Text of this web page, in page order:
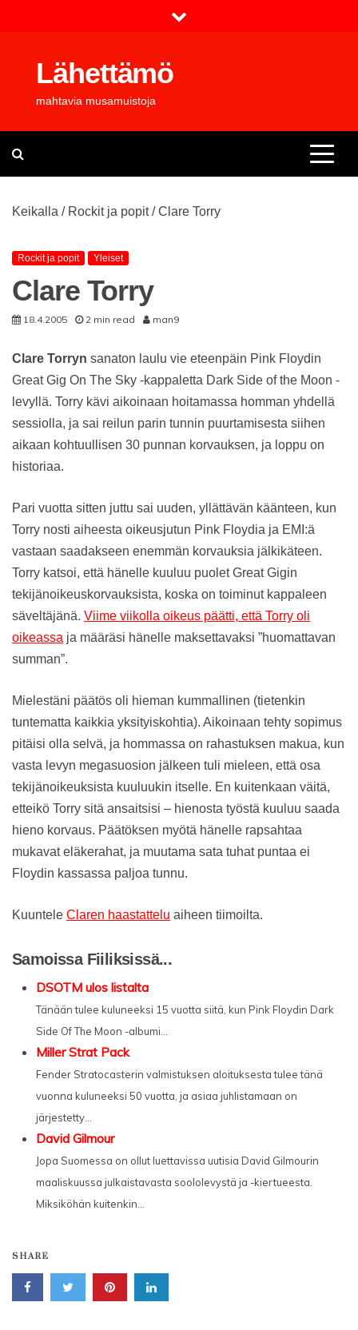
Lähettämö
mahtavia musamuistoja
Keikalla / Rockit ja popit/Clare Torry
Rockit ja popit Yleiset
Clare Torry
18.4.2005 2 min read man9
Clare Torryn sanaton laulu vie eteenpäin Pink Floydin
Great Gig On The Sky -kappaletta Dark Side of the Moon -
levyllä. Torry kävi aikoinaan hoitamassa homman yhdellä
sessiolla, ja sai reilun parin tunnin puurtamisesta siihen
aikaan kohtuullisen 30 punnan korvauksen, ja loppu on
historiaa.
Pari vuotta sitten juttu sai uuden, yllättävän käänteen, kun
Torry nosti aiheesta oikeusjutun Pink Floydia ja EMI:ä
vastaan saadakseen enemmän korvauksia jälkikäteen.
Torry katsoi, että hänelle kuuluu puolet Great Gigin
tekijänoikeuskorvauksista, koska on toiminut kappaleen
säveltäjänä. Viime viikolla oikeus päätti, että Torry oli
oikeassa ja määräsi hänelle maksettavaksi ”huomattavan
summan”.
Mielestäni päätös oli hieman kummallinen (tietenkin
tuntematta kaikkia yksityiskohtia). Aikoinaan tehty sopimus
pitäisi olla selvä, ja hommassa on rahastuksen makua, kun
vasta levyn megasuosion jälkeen tuli mieleen, että osa
tekijänoikeuksista kuuluukin itselle. En kuitenkaan väitä,
etteikö Torry sitä ansaitsisi – hienosta työstä kuuluu saada
hieno korvaus. Päätöksen myötä hänelle rapsahtaa
mukavat eläkerahat, ja muutama sata tuhat puntaa ei
Floydin kassassa paljoa tunnu.
Kuuntele Claren haastattelu aiheen tiimoilta.
Samoissa Fiiliksissä...
DSOTM ulos listalta
Tänään tulee kuluneeksi 15 vuotta siitä, kun Pink Floydin Dark
Side Of The Moon -albumi...
Miller Strat Pack
Fender Stratocasterin valmistuksen aloituksesta tulee tänä
vuonna kuluneeksi 50 vuotta, ja asiaa juhlistamaan on
järjestetty...
David Gilmour
Jopa Suomessa on ollut luettavissa uutisia David Gilmourin
maaliskuussa julkaistavasta soololevystä ja -kiertueesta.
Miksiköhän kuitenkin...
SHARE